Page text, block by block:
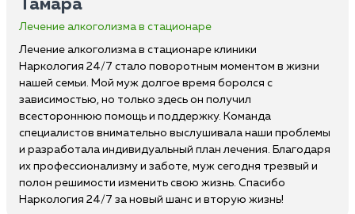
Тамара
Лечение алкоголизма в стационаре
Лечение алкоголизма в стационаре клиники
Наркология 24/7 стало поворотным моментом в жизни
нашей семьи. Мой муж долгое время боролся с
зависимостью, но только здесь он получил
всестороннюю помощь и поддержку. Команда
специалистов внимательно выслушивала наши проблемы
и разработала индивидуальный план лечения. Благодаря
их профессионализму и заботе, муж сегодня трезвый и
полон решимости изменить свою жизнь. Спасибо
Наркология 24/7 за новый шанс и вторую жизнь!